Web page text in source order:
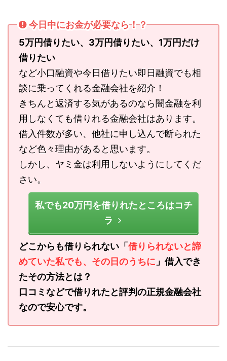
今日中にお金が必要なら！？
5万円借りたい、3万円借りたい、1万円だけ
借りたい
など小口融資や今日借りたい即日融資でも相
談に乗ってくれる金融会社を紹介！
きちんと返済する気があるのなら闇金融を利
用しなくても借りれる金融会社はあります。
借入件数が多い、他社に申し込んで断られた
など色々理由があると思います。
しかし、ヤミ金は利用しないようにしてくだ
さい。
私でも20万円を借りれたところはコチ
ラ
どこからも借りられない「 借りられないと諦
めていた私でも、その日のうちに 」借入でき
たその方法とは？
口コミなどで借りれたと評判の正規金融会社
なので安心です。